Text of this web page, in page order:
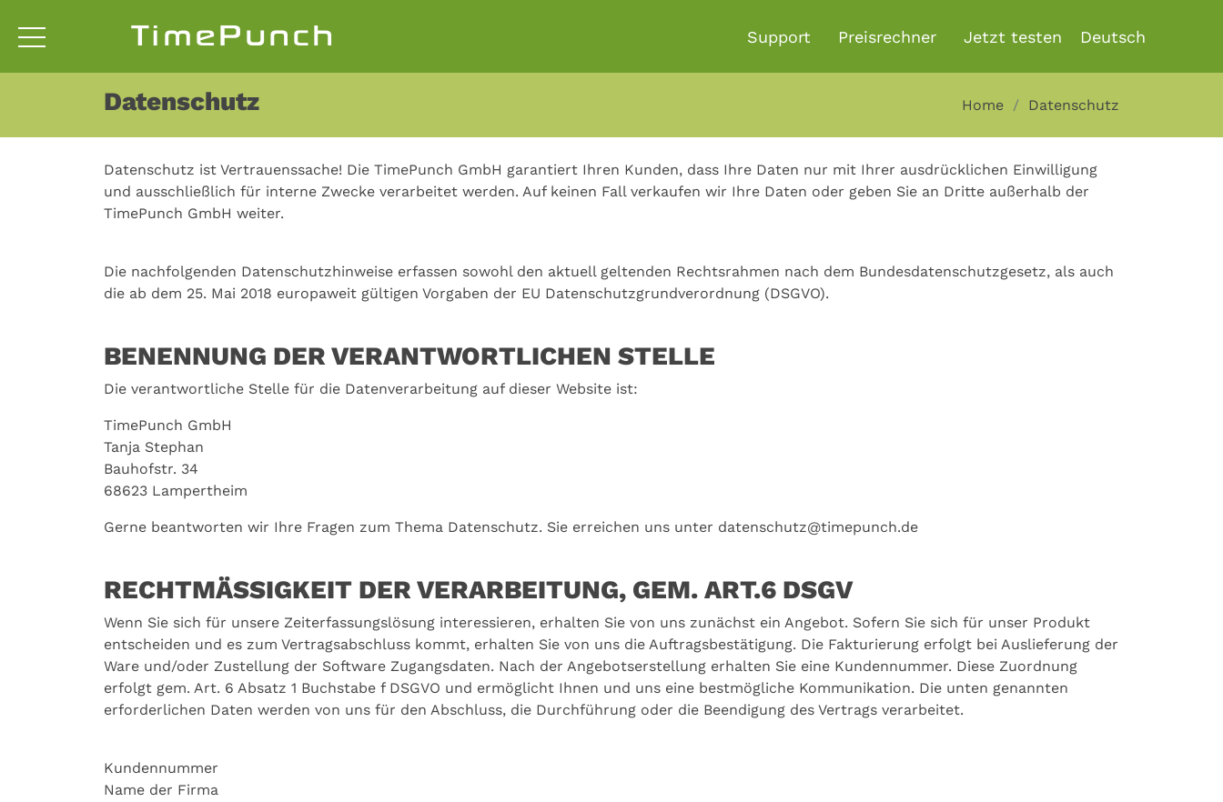
TimePunch Support Preisrechner Jetzt testen
Datenschutz Home Datenschutz
Datenschutz ist Vertrauenssache! Die TimePunch GmbH garantiert Ihren Kunden, dass Ihre Daten nur mit Ihrer ausdrücklichen Einwilligung
und ausschließlich für interne Zwecke verarbeitet werden. Auf keinen Fall verkaufen wir Ihre Daten oder geben Sie an Dritte außerhalb der
TimePunch GmbH weiter.
Die nachfolgenden Datenschutzhinweise erfassen sowohl den aktuell geltenden Rechtsrahmen nach dem Bundesdatenschutzgesetz, als auch
die ab dem 25. Mai 2018 europaweit gültigen Vorgaben der EU Datenschutzgrundverordnung (DSGVO).
BENENNUNG DER VERANTWORTLICHEN STELLE
Die verantwortliche Stelle für die Datenverarbeitung auf dieser Website ist:
TimePunch GmbH
Tanja Stephan
Bauhofstr. 34
68623 Lampertheim
Gerne beantworten wir Ihre Fragen zum Thema Datenschutz. Sie erreichen uns unter datenschutz@timepunch.de
RECHTMÄSSIGKEIT DER VERARBEITUNG, GEM. ART.6 DSGV
Wenn Sie sich für unsere Zeiterfassungslösung interessieren, erhalten Sie von uns zunächst ein Angebot. Sofern Sie sich für unser Produkt
entscheiden und es zum Vertragsabschluss kommt, erhalten Sie von uns die Auftragsbestätigung. Die Fakturierung erfolgt bei Auslieferung der
Ware und/oder Zustellung der Software Zugangsdaten. Nach der Angebotserstellung erhalten Sie eine Kundennummer. Diese Zuordnung
erfolgt gem. Art. 6 Absatz 1 Buchstabe f DSGVO und ermöglicht Ihnen und uns eine bestmögliche Kommunikation. Die unten genannten
erforderlichen Daten werden von uns für den Abschluss, die Durchführung oder die Beendigung des Vertrags verarbeitet.
Kundennummer
Name der Firma